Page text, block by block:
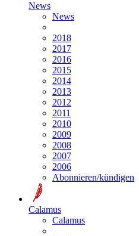
News
News
2018
2017
2016
2015
2014
2013
2012
2011
2010
2009
2008
2007
2006
Abonnieren/kündigen
Calamus
Calamus